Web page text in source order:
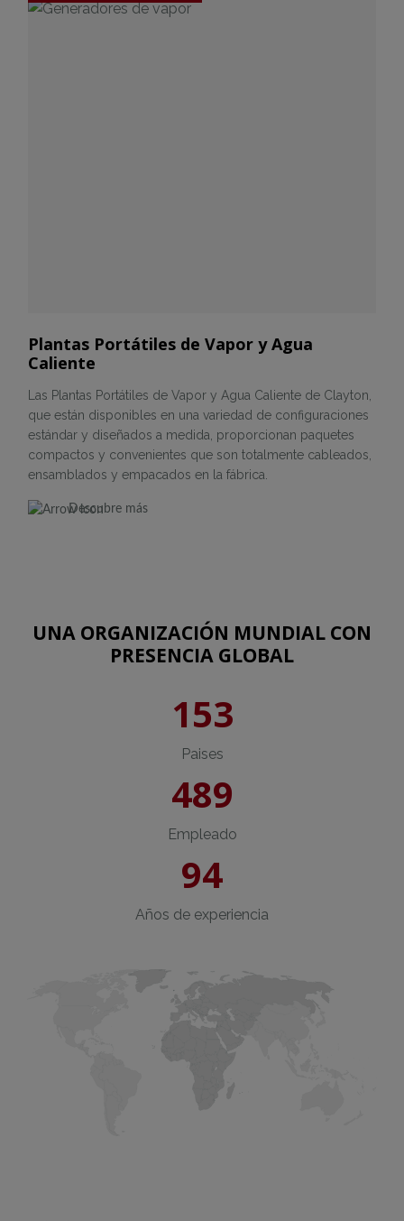
Plantas Portátiles de Vapor y Agua
Caliente
Las Plantas Portátiles de Vapor y Agua Caliente de Clayton,
que están disponibles en una variedad de configuraciones
estándar y diseñados a medida, proporcionan paquetes
compactos y convenientes que son totalmente cableados,
ensamblados y empacados en la fábrica.
Descubre más
UNA ORGANIZACIÓN MUNDIAL CON
PRESENCIA GLOBAL
153
Paises
489
Empleado
94
Años de experiencia